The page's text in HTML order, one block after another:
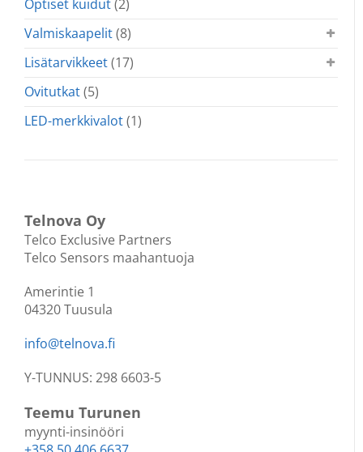
Optiset kuidut(2)
Valmiskaapelit(8)
Lisätarvikkeet(17)
Ovitutkat(5)
LED-merkkivalot(1)
Telnova Oy
Telco Exclusive Partners
Telco Sensors maahantuoja
Amerintie 1
04320 Tuusula
info@telnova.fi
Y-TUNNUS: 298 6603-5
Teemu Turunen
myynti-insinööri